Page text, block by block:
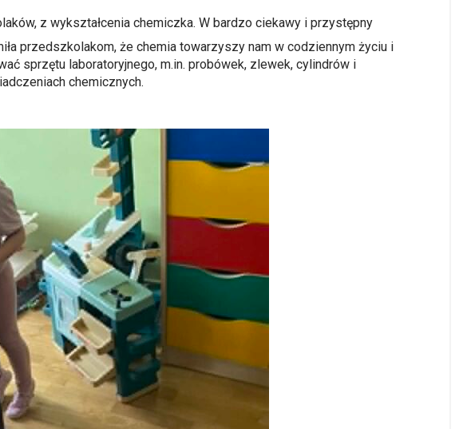
z wykształcenia chemiczka. W bardzo ciekawy i przystępny
przedszkolakom, że chemia towarzyszy nam w codziennym życiu i
sprzętu laboratoryjnego, m.in. probówek, zlewek, cylindrów i
chemicznych.